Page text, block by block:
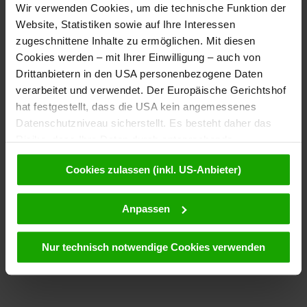
Wir verwenden Cookies, um die technische Funktion der
Website, Statistiken sowie auf Ihre Interessen
zugeschnittene Inhalte zu ermöglichen. Mit diesen
Cookies werden – mit Ihrer Einwilligung – auch von
Drittanbietern in den USA personenbezogene Daten
verarbeitet und verwendet. Der Europäische Gerichtshof
hat festgestellt, dass die USA kein angemessenes
Datenschutzniveau sicherstellt. Es besteht daher das
Risiko, dass Ihre Daten durch entsprechende
Anordnungen gegenüber den Drittanbietern (z.B. Google,
Meta) dem Zugriff durch US-Behörden zu Kontroll- und
Überwachungszwecken unterliegen und dagegen keine
wirksamen Rechtsbehelfe zur Verfügung stehen. Mit
Ihrem Klick auf „Cookies (inkl. US-Anbietern)
von Drittanbietern (auch in den USA) verwendet werden
Cookies zulassen (inkl. US-Anbieter)
Anpassen
Nur technisch notwendige Cookies verwenden